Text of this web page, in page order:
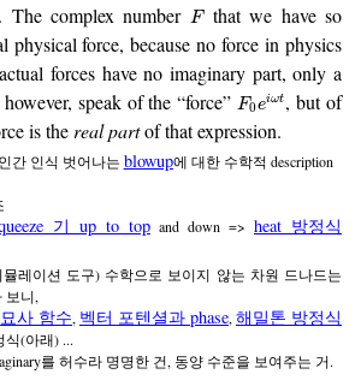
. The complex number Fthat we have so
physical force, because no force in physics
forces have no imaginary part, only a
speak of the “force” F0eiωt , but of
is the real partof that expression.
인간 인식 벗어나는 blowup에 대한 수학적 description
기 up to topand down => heat 방정식
레이션 도구) 수학으로 보이지 않는 차원 드나드는
보니,
사 함수, 벡터 포텐셜과 phase, 해밀톤 방정식
식(아래) ...
를 허수라 명명한 건, 동양 수준을 보여주는 거.